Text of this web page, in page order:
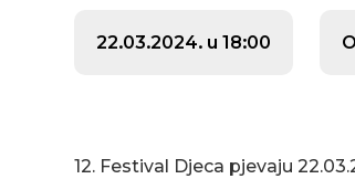
22.03.2024. u 18:00
12. Festival Djeca pjevaju